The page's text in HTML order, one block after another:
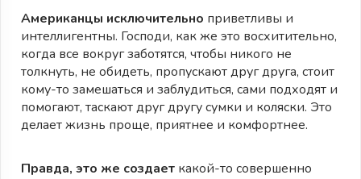
Американцы исключительно приветливы и
интеллигентны. Господи, как же это восхитительно,
когда все вокруг заботятся, чтобы никого не
толкнуть, не обидеть, пропускают друг друга, стоит
кому-то замешаться и заблудиться, сами подходят и
помогают, таскают друг другу сумки и коляски. Это
делает жизнь проще, приятнее и комфортнее.
Правда, это же создает какой-то совершенно